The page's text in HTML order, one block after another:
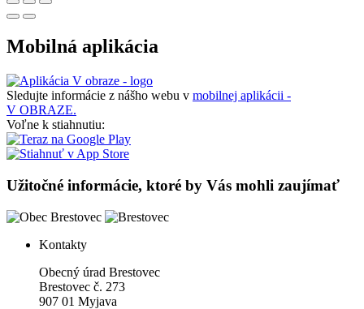
Mobilná aplikácia
Sledujte informácie z nášho webu v mobilnej aplikácii -
V OBRAZE.
Voľne k stiahnutiu:
Užitočné informácie, ktoré by Vás mohli zaujímať
Kontakty
Obecný úrad Brestovec
Brestovec č. 273
907 01 Myjava